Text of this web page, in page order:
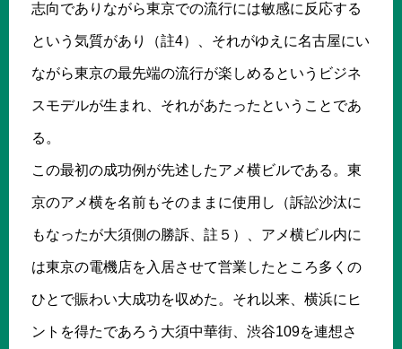
志向でありながら東京での流行には敏感に反応する
という気質があり（註4）、それがゆえに名古屋にい
ながら東京の最先端の流行が楽しめるというビジネ
スモデルが生まれ、それがあたったということであ
る。
この最初の成功例が先述したアメ横ビルである。東
京のアメ横を名前もそのままに使用し（訴訟沙汰に
もなったが大須側の勝訴、註５）、アメ横ビル内に
は東京の電機店を入居させて営業したところ多くの
ひとで賑わい大成功を収めた。それ以来、横浜にヒ
ントを得たであろう大須中華街、渋谷109を連想さ